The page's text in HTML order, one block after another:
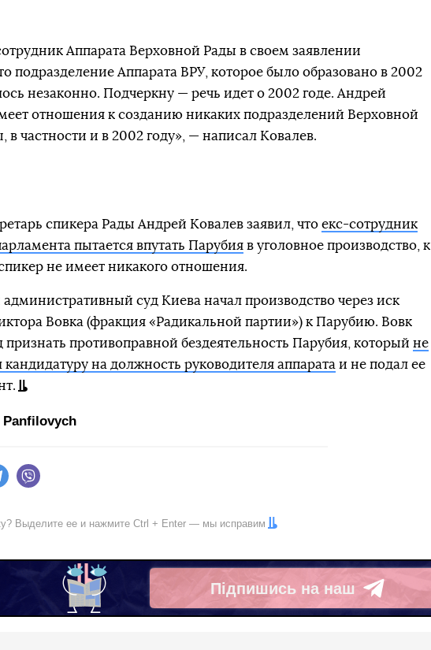
Аппарата Верховной Рады в своем заявлении
подразделение Аппарата ВРУ, которое было образовано в 2002
незаконно. Подчеркну — речь идет о 2002 годе. Андрей
отношения к созданию никаких подразделений Верховной
в частности и в 2002 году», — написал Ковалев.
спикера Рады Андрей Ковалев заявил, что екс-сотрудник
пытается впутать Парубияв уголовное производство, к
не имеет никакого отношения.
суд Киева начал производство через иск
Вовка (фракция «Радикальной партии») к Парубию. Вовк
признать противоправной бездеятельность Парубия, который не
кандидатуру на должность руководителя аппарата и не подал ее
Panfilovych
Telegram
Выделите ее и нажмите Ctrl + Enter — мы исправим
Підпишись на наш
Telegram